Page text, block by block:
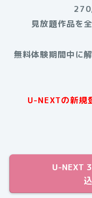
見放題作品を
無料体験期間中に
U-NEXTの新規
U-NEXT